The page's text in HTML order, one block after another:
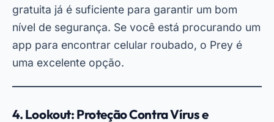
gratuita já é suficiente para garantir um bom
nível de segurança. Se você está procurando um
app para encontrar celular roubado, o Prey é
uma excelente opção.
4. Lookout: Proteção Contra Vírus e